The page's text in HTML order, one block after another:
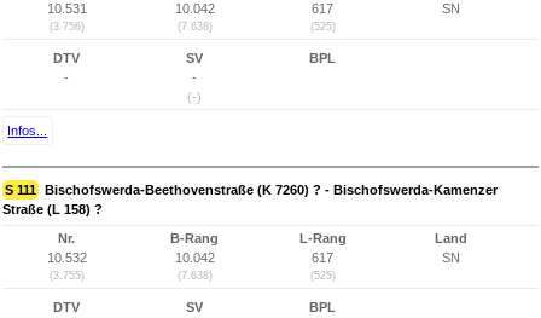
10.531
(3.756)
10.042
(7.638)
617
(525)
SN
DTV
-
SV
-
(-)
BPL
Infos...
S 111 Bischofswerda-Beethovenstraße (K 7260) ? - Bischofswerda-Kamenzer
Straße (L 158) ?
Nr.
10.532
(3.755)
B-Rang
10.042
(7.638)
L-Rang
617
(525)
Land
SN
DTV SV BPL